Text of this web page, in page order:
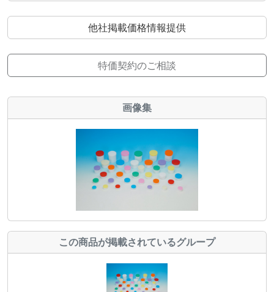
他社掲載価格情報提供
特価契約のご相談
画像集
この商品が掲載されているグループ